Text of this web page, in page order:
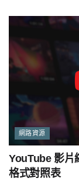
網路資源
YouTube 影片
格式對照表